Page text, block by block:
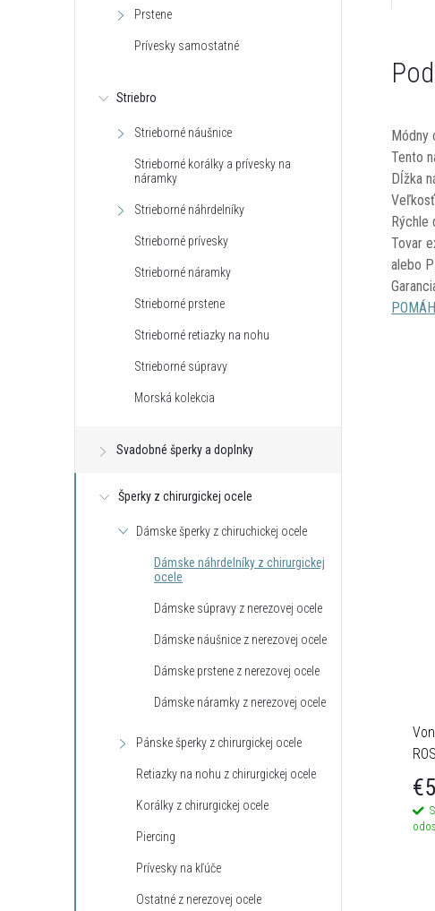
Prstene
Prívesky samostatné
Striebro
Strieborné náušnice
Strieborné korálky a prívesky na
náramky
Strieborné náhrdelníky
Strieborné prívesky
Strieborné náramky
Strieborné prstene
Strieborné retiazky na nohu
Strieborné súpravy
Morská kolekcia
Svadobné šperky a doplnky
Šperky z chirurgickej ocele
Dámske šperky z chiruchickej ocele
Dámske náhrdelníky z chirurgickej
ocele
Dámske súpravy z nerezovej ocele
Dámske náušnice z nerezovej ocele
Dámske prstene z nerezovej ocele
Dámske náramky z nerezovej ocele
Pánske šperky z chirurgickej ocele
Retiazky na nohu z chirurgickej ocele
Korálky z chirurgickej ocele
Piercing
Prívesky na kľúče
Ostatné z nerezovej ocele
Módny
Tento
Dĺžka
Rýchle
Tovar
alebo
sklo 800g
€18,42
Na dotaz